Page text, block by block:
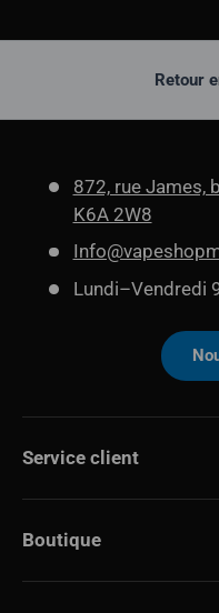
Retour
872, rue James,
K6A 2W8
Lundi–Vendredi
Service client
Boutique